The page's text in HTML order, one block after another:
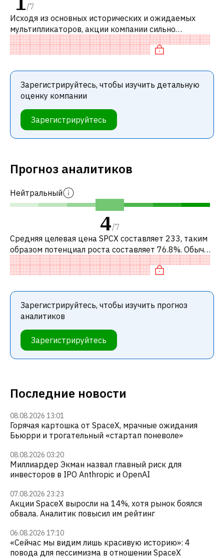
Последние новости
08.08.2026 13:01
Горячая картошка от SpaceX, мрачные ожидания
Бьюрри и трогательный «стартап поневоле»
08.08.2026 03:20
Миллиардер Экман назвал главный риск для
инвесторов в IPO Anthropic и OpenAI
07.08.2026 23:23
Акции SpaceX выросли на 14%, хотя рынок боялся
обвала. Аналитик повысил им рейтинг
06.08.2026 17:10
«Сейчас мы видим лишь красивую историю»: 4
повода для пессимизма в отношении SpaceX
/7
Исходя из основных исторических и ожидаемых
мультипликаторов, акции компании сильно
переоценены по сравнению с аналогичными
компаниями. В частности, акция переоценена по
Зарегистрируйтесь, чтобы изучить детальную
оценку компании
Зарегистрируйтесь
Прогноз аналитиков
Нейтральный
4/7
Средняя целевая цена SPCX составляет 233, таким
образом потенциал роста составляет 76.8%. Обычно
это означает рекомендацию «ПОКУПАТЬ» среди
инвестиционных компаний или ре
Зарегистрируйтесь, чтобы изучить прогноз
аналитиков
Зарегистрируйтесь